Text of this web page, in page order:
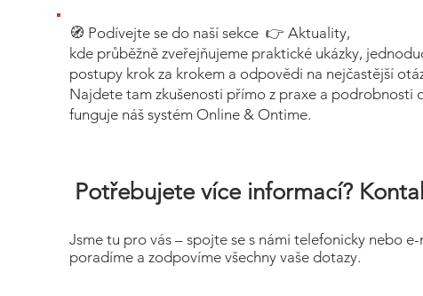
🧭 Podívejte se do naší sekce 👉 Aktuality,
kde průběžně zveřejňujeme praktické ukázky,
postupy krok za krokem a odpovědi na nejčastější
Najdete tam zkušenosti přímo z praxe a podrobnosti
funguje náš systém Online & Ontime.
Potřebujete více informací?
Jsme tu pro vás – spojte se s námi telefonicky nebo
poradíme a zodpovíme všechny vaše dotazy.